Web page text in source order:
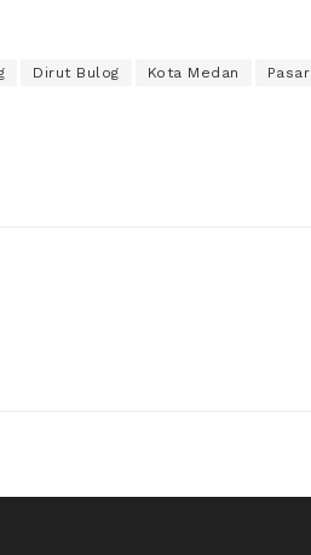
Dirut Bulog Kota Medan